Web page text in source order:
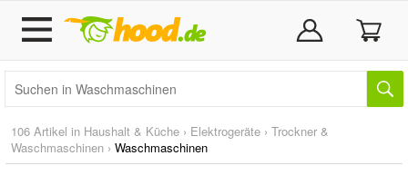
106 Artikel in Haushalt & Küche › Elektrogeräte › Trockner &
Waschmaschinen › Waschmaschinen